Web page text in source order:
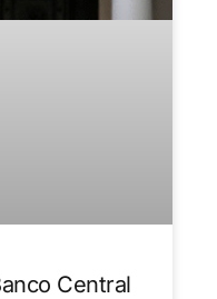
Central